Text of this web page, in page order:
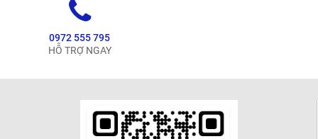
0972 555 795
HỖ TRỢ NGAY